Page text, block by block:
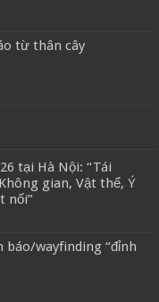
từ thân cây
tại Hà Nội: “Tái
gian, Vật thể, Ý
nối”
báo/wayfinding “đỉnh